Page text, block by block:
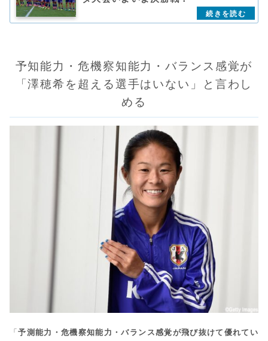
予知能力・危機察知能力・バランス感覚が
「澤穂希を超える選手はいない」と言わし
める
「予測能力・危機察知能力・バランス感覚が飛び抜けて優れてい